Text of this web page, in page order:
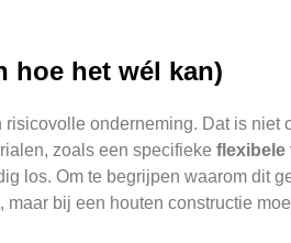
hoe het wél kan)
onderneming. Dat is niet
zoals een specifieke flexibele
los. Om te begrijpen waarom dit
bij een houten constructie